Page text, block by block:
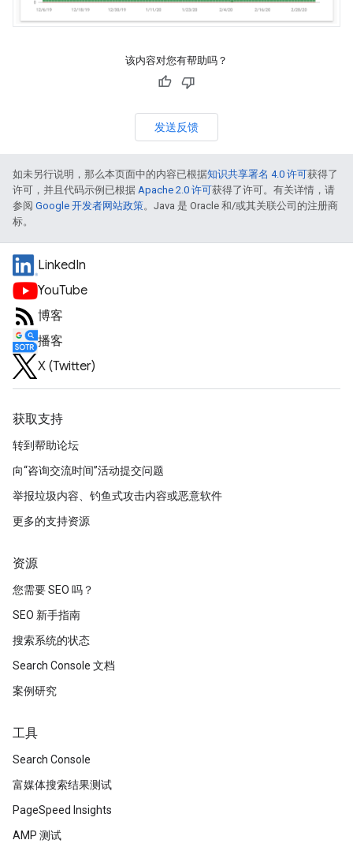
该内容对您有帮助吗？
发送反馈
如未另行说明，那么本页面中的内容已根据知识共享署名 4.0 许可获得了
许可，并且代码示例已根据 Apache 2.0 许可获得了许可。有关详情，请
参阅 Google 开发者网站政策。Java 是 Oracle 和/或其关联公司的注册商
标。
LinkedIn
YouTube
博客
播客
X (Twitter)
获取支持
转到帮助论坛
向“咨询交流时间”活动提交问题
举报垃圾内容、钓鱼式攻击内容或恶意软件
更多的支持资源
资源
您需要 SEO 吗？
SEO 新手指南
搜索系统的状态
Search Console 文档
案例研究
工具
Search Console
富媒体搜索结果测试
PageSpeed Insights
AMP 测试